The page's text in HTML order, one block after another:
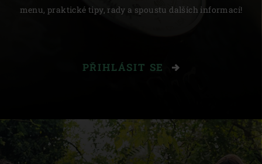
menu, praktické tipy, rady a spoustu dalších informací!
PŘIHLÁSIT SE